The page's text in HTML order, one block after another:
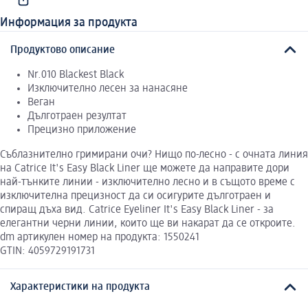
Информация за продукта
Продуктово описание
Nr.010 Blackest Black
Изключително лесен за нанасяне
Веган
Дълготраен резултат
Прецизно приложение
Съблазнително гримирани очи? Нищо по-лесно - с очната линия
на Catrice It's Easy Black Liner ще можете да направите дори
най-тънките линии - изключително лесно и в същото време с
изключителна прецизност да си осигурите дълготраен и
спиращ дъха вид. Catrice Eyeliner It's Easy Black Liner - за
елегантни черни линии, които ще ви накарат да се откроите.
dm артикулен номер на продукта: 1550241
GTIN: 4059729191731
Характеристики на продукта